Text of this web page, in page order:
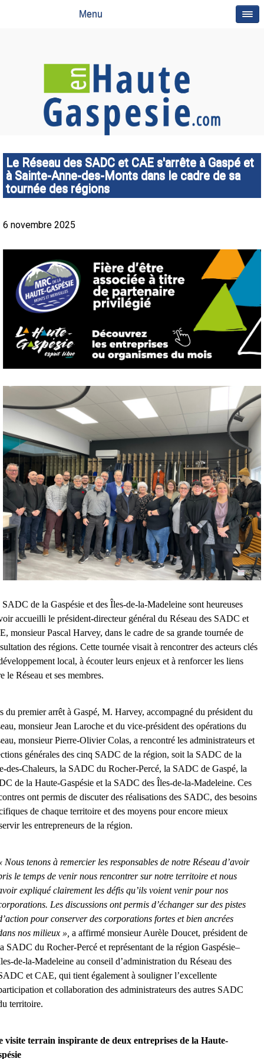
Menu
Le Réseau des SADC et CAE s'arrête à Gaspé et
à Sainte-Anne-des-Monts dans le cadre de sa
tournée des régions
6 novembre 2025
SADC de la Gaspésie et des Îles-de-la-Madeleine sont heureuses
accueilli le président-directeur général du Réseau des SADC et
monsieur Pascal Harvey, dans le cadre de sa grande tournée de
des régions. Cette tournée visait à rencontrer des acteurs clés
local, à écouter leurs enjeux et à renforcer les liens
le Réseau et ses membres.
du premier arrêt à Gaspé, M. Harvey, accompagné du président du
monsieur Jean Laroche et du vice-président des opérations du
monsieur Pierre-Olivier Colas, a rencontré les administrateurs et
générales des cinq SADC de la région, soit la SADC de la
des-Chaleurs, la SADC du Rocher-Percé, la SADC de Gaspé, la
de la Haute-Gaspésie et la SADC des Îles-de-la-Madeleine. Ces
ont permis de discuter des réalisations des SADC, des besoins
de chaque territoire et des moyens pour encore mieux
les entrepreneurs de la région.
Nous tenons à remercier les responsables de notre Réseau d’avoir
le temps de venir nous rencontrer sur notre territoire et nous
expliqué clairement les défis qu’ils voient venir pour nos
Les discussions ont permis d’échanger sur des pistes
pour conserver des corporations fortes et bien ancrées
nos milieux », a affirmé monsieur Aurèle Doucet, président de
SADC du Rocher-Percé et représentant de la région Gaspésie–
de-la-Madeleine au conseil d’administration du Réseau des
et CAE, qui tient également à souligner l’excellente
et collaboration des administrateurs des autres SADC
territoire.
visite terrain inspirante de deux entreprises de la Haute-